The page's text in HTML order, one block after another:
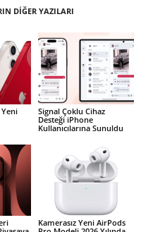
DİĞER YAZILARI
Signal Çoklu Cihaz
Desteği iPhone
Kullanıcılarına Sunuldu
Kamerasız Yeni AirPods